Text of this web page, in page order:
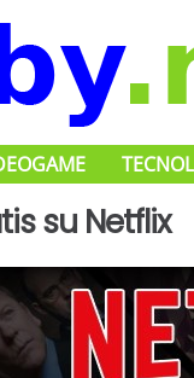
su Netflix